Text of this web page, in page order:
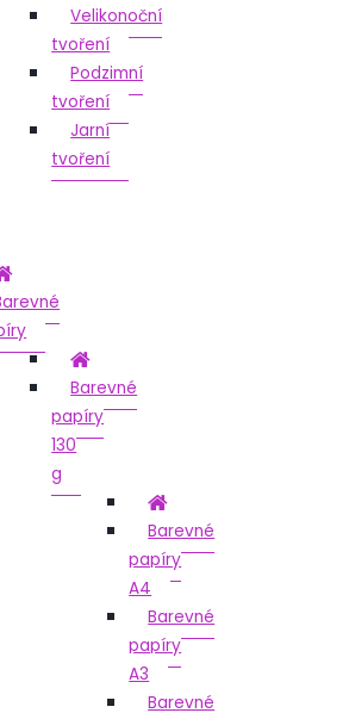
Velikonoční
tvoření
Podzimní
tvoření
Jarní
tvoření
Barevné
papíry
130
g
Barevné
papíry
A4
Barevné
papíry
A3
Barevné